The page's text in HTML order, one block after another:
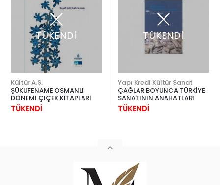
TÜKENDİ
Kültür A.Ş.
ŞÜKUFENAME OSMANLI
DÖNEMİ ÇİÇEK KİTAPLARI
TÜKENDİ
TÜKENDİ
Yapı Kredi Kültür Sanat
ÇAĞLAR BOYUNCA TÜRKİYE
SANATININ ANAHATLARI
TÜKENDİ